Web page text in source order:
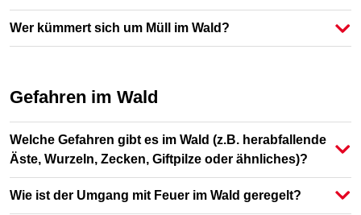
Wer kümmert sich um Müll im Wald?
Gefahren im Wald
Welche Gefahren gibt es im Wald (z.B. herabfallende
Äste, Wurzeln, Zecken, Giftpilze oder ähnliches)?
Wie ist der Umgang mit Feuer im Wald geregelt?